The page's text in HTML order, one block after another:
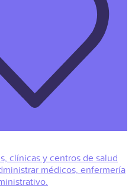
clínicas y centros de salud
médicos, enfermería